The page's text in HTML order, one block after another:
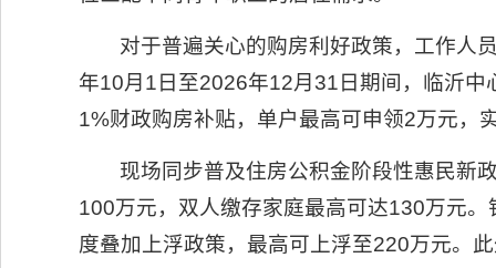
对于普遍关心的购房利好政策，工作人
年10月1日至2026年12月31日期间，临沂
1%财政购房补贴，单户最高可申领2万元，
现场同步普及住房公积金阶段性惠民新
100万元，双人缴存家庭最高可达130万元
度叠加上浮政策，最高可上浮至220万元。